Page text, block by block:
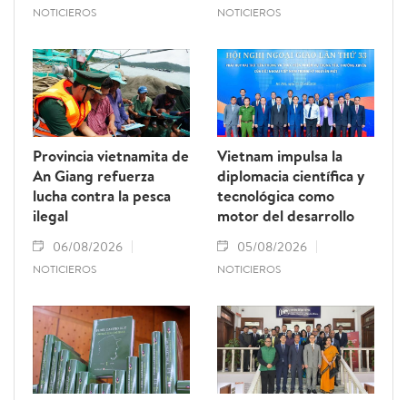
NOTICIEROS NOTICIEROS
Provincia vietnamita de
An Giang refuerza
lucha contra la pesca
ilegal
06/08/2026
NOTICIEROS
Vietnam impulsa la
diplomacia científica y
tecnológica como
motor del desarrollo
05/08/2026
NOTICIEROS